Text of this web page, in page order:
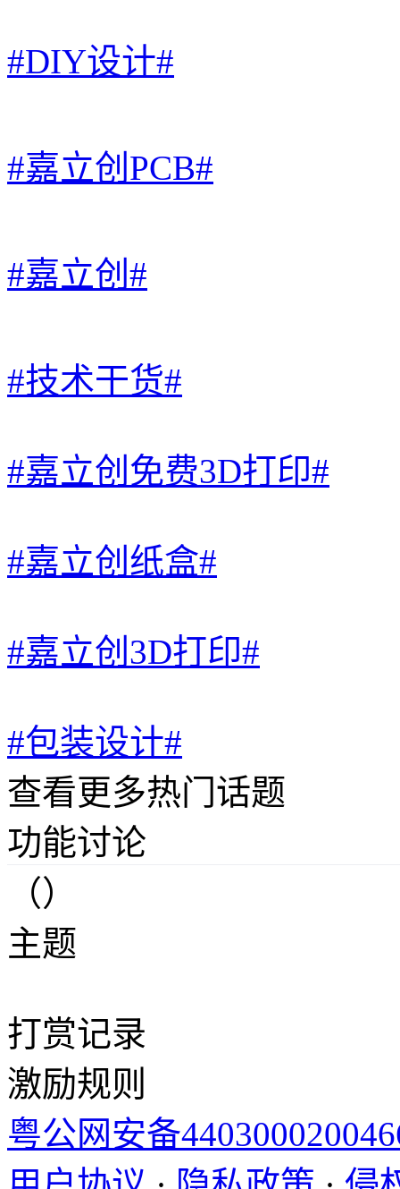
#DIY设计#
#嘉立创PCB#
#嘉立创#
#技术干货#
#嘉立创免费3D打印#
#嘉立创纸盒#
#嘉立创3D打印#
#包装设计#
查看更多热门话题
功能讨论
（）
主题
打赏记录
激励规则
粤公网安备